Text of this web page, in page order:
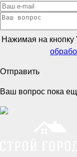
Нажимая на кнопку
Отправить
Ваш вопрос пока